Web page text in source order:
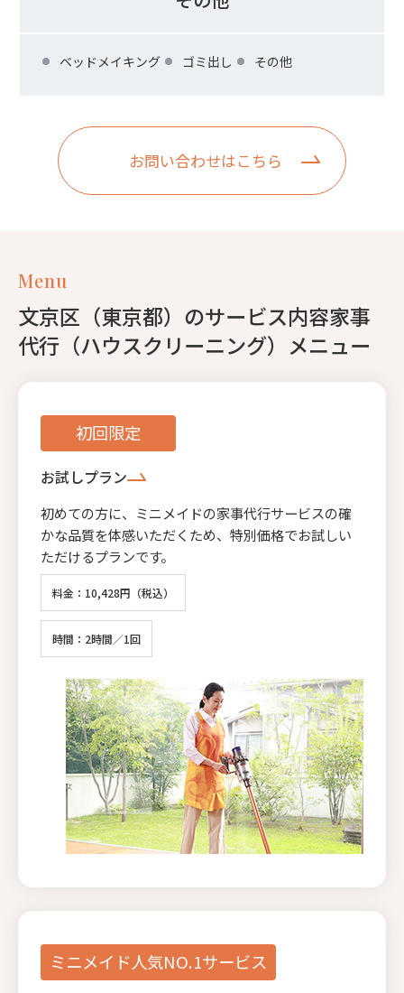
ベッドメイキング ゴミ出し その他
お問い合わせはこちら
Menu
文京区（東京都）のサービス内容家事
代行（ハウスクリーニング）メニュー
初回限定
お試しプラン
初めての方に、ミニメイドの家事代行サービスの確
かな品質を体感いただくため、特別価格でお試しい
ただけるプランです。
料金：10,428円（税込）
時間：2時間／1回
ミニメイド人気NO.1サービス